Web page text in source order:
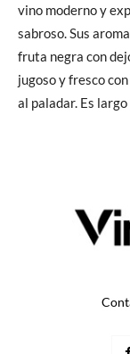
vino moderno y
sabroso. Sus
fruta negra con
jugoso y fresco
al paladar. Es